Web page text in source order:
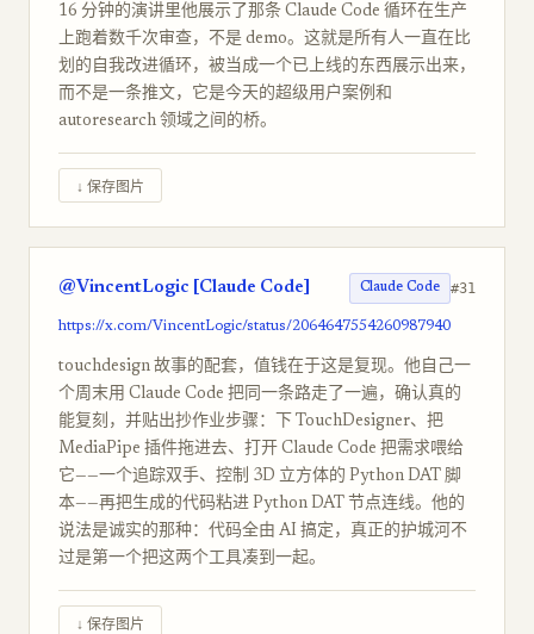
16 分钟的演讲里他展示了那条 Claude Code 循环在生产
上跑着数千次审查，不是 demo。这就是所有人一直在比
划的自我改进循环，被当成一个已上线的东西展示出来，
而不是一条推文，它是今天的超级用户案例和
autoresearch 领域之间的桥。
↓ 保存图片
@VincentLogic [Claude Code] Claude Code #31
https://x.com/VincentLogic/status/2064647554260987940
touchdesign 故事的配套，值钱在于这是复现。他自己一
个周末用 Claude Code 把同一条路走了一遍，确认真的
能复刻，并贴出抄作业步骤：下 TouchDesigner、把
MediaPipe 插件拖进去、打开 Claude Code 把需求喂给
它——一个追踪双手、控制 3D 立方体的 Python DAT 脚
本——再把生成的代码粘进 Python DAT 节点连线。他的
说法是诚实的那种：代码全由 AI 搞定，真正的护城河不
过是第一个把这两个工具凑到一起。
↓ 保存图片